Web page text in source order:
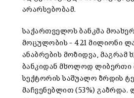
არარსებობამ.
საქართველოს ბანკმა
მოცულობის – 421 მილიონი
ანაბრების მოზიდვა, მაგრამ
ბანკიდან მხოლოდ ლიბერთი
სექტორის საშუალო ზრდის
მაჩვენებლით (53%) გაზრდა.